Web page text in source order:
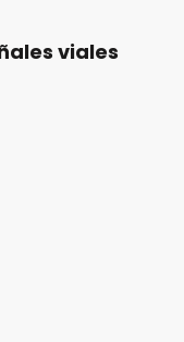
viales